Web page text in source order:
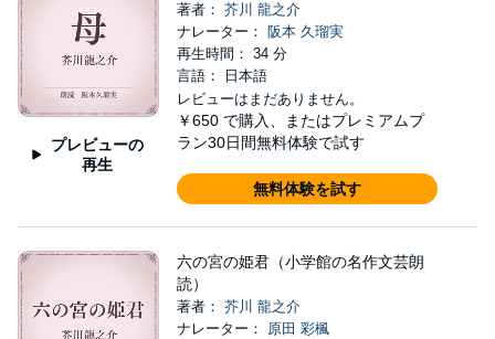
プレビューの
再生
著者： 芥川 龍之介
ナレーター： 阪本 久瑠実
再生時間： 34 分
言語： 日本語
レビューはまだありません。
￥650 で購入、またはプレミアムプ
ラン30日間無料体験で試す
無料体験を試す
六の宮の姫君（小学館の名作文芸朗
読）
著者： 芥川 龍之介
ナレーター： 原田 彩楓